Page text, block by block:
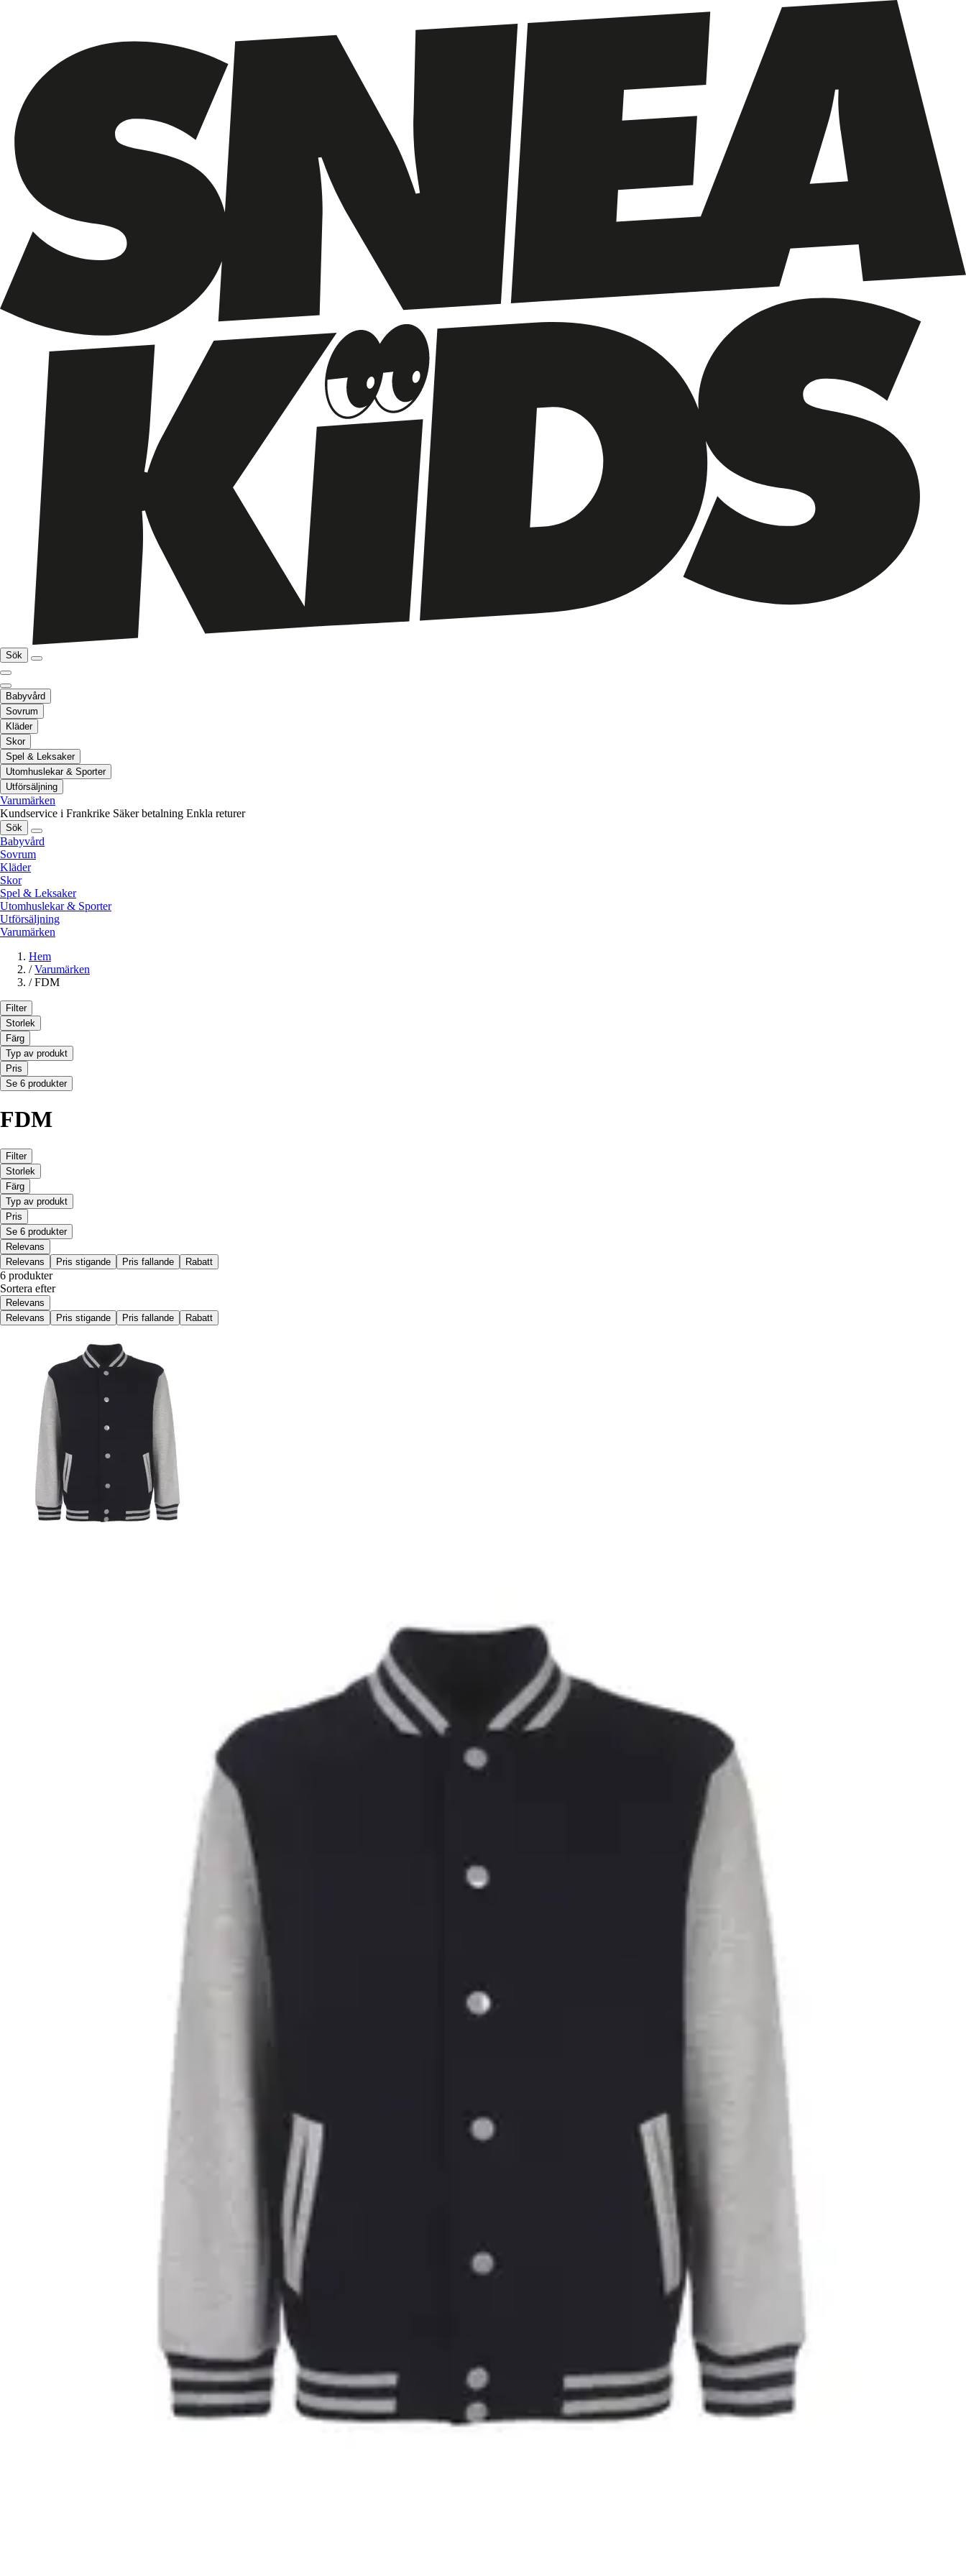
Sök
Babyvård
Sovrum
Kläder
Skor
Spel & Leksaker
Utomhuslekar & Sporter
Utförsäljning
Varumärken
Kundservice i Frankrike Säker betalning Enkla returer
Sök
Babyvård
Sovrum
Kläder
Skor
Spel & Leksaker
Utomhuslekar & Sporter
Utförsäljning
Varumärken
Hem
/ Varumärken
/ FDM
Filter
Storlek
Färg
Typ av produkt
Pris
Se 6 produkter
FDM
Filter
Storlek
Färg
Typ av produkt
Pris
Se 6 produkter
Relevans
Relevans
Pris stigande Pris fallande Rabatt
6 produkter
Sortera efter
Relevans
Relevans
Pris stigande Pris fallande Rabatt